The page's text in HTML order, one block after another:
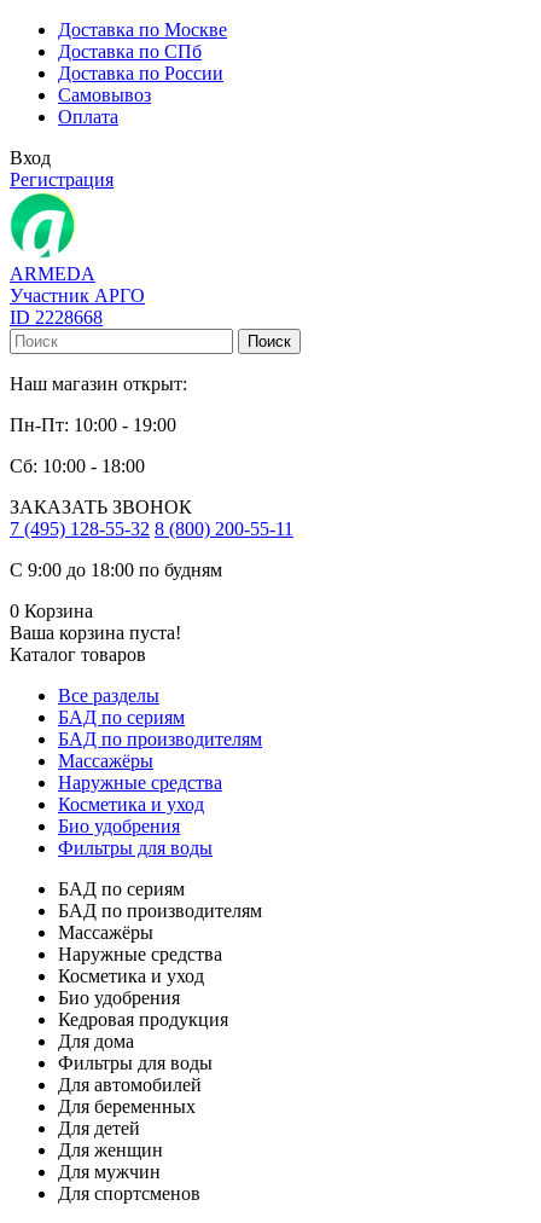
Доставка по Москве
Доставка по СПб
Доставка по России
Самовывоз
Оплата
Вход
Регистрация
ARMEDA
Участник АРГО
ID 2228668
Поиск
Наш магазин открыт:
Пн-Пт: 10:00 - 19:00
Сб: 10:00 - 18:00
ЗАКАЗАТЬ ЗВОНОК
7 (495) 128-55-32 8 (800) 200-55-11
С 9:00 до 18:00 по будням
0 Корзина
Ваша корзина пуста!
Каталог товаров
Все разделы
БАД по сериям
БАД по производителям
Массажёры
Наружные средства
Косметика и уход
Био удобрения
Фильтры для воды
БАД по сериям
БАД по производителям
Массажёры
Наружные средства
Косметика и уход
Био удобрения
Кедровая продукция
Для дома
Фильтры для воды
Для автомобилей
Для беременных
Для детей
Для женщин
Для мужчин
Для спортсменов